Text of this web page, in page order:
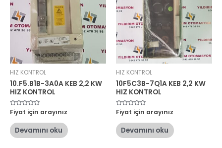
HIZ KONTROL
10.F5.B1B-3A0A KEB 2,2 KW
HIZ KONTROL
5
üzerinden
oy
aldı
Fiyat için arayınız
Devamını oku
HIZ KONTROL
10F5C3B-7Q1A KEB 2,2 KW
HIZ KONTROL
5
üzerinden
oy
aldı
Fiyat için arayınız
Devamını oku